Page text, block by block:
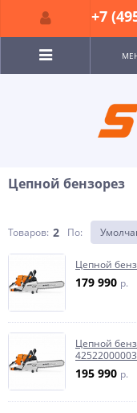
Цепной бензорез
Товаров: 2 По:
Цепной
179 990 p.
Цепной
42522000003
195 990 p.
+7